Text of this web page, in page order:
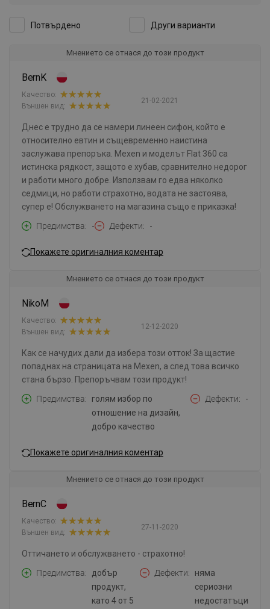
Потвърдено Други варианти
Мнението се отнася до този продукт
BernK
21-02-2021
Качество:
Външен вид:
Днес е трудно да се намери линеен сифон, който е
относително евтин и същевременно наистина
заслужава препоръка. Mexen и моделът Flat 360 са
истинска рядкост, защото е хубав, сравнително недорог
и работи много добре. Използвам го едва няколко
седмици, но работи страхотно, водата не застоява,
супер е! Обслужването на магазина също е приказка!
Предимства
- Дефекти -
Покажете оригиналния коментар
Мнението се отнася до този продукт
NikoM
12-12-2020
Качество:
Външен вид:
Как се начудих дали да избера този отток! За щастие
попаднах на страницата на Mexen, а след това всичко
стана бързо. Препоръчвам този продукт!
Предимства
голям избор по
отношение на дизайн,
добро качество
Дефекти -
Покажете оригиналния коментар
Мнението се отнася до този продукт
BernC
27-11-2020
Качество:
Външен вид:
Оттичането и обслужването - страхотно!
Предимства
добър
продукт,
като 4 от 5
Дефекти
няма
сериозни
недостатъци